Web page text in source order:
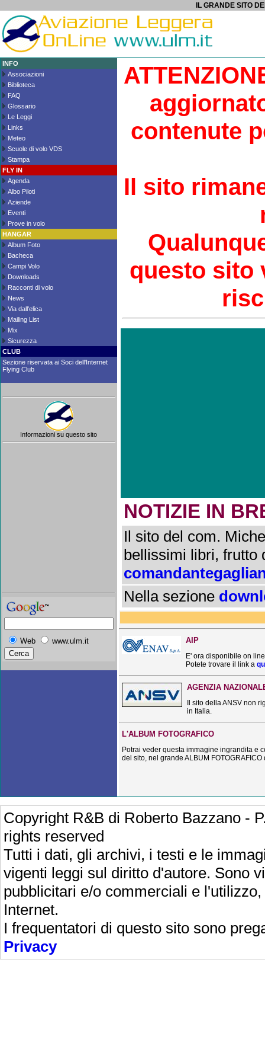
IL GRANDE SITO
INFO
Associazioni
Biblioteca
FAQ
Glossario
Le Leggi
Links
Meteo
Scuole di volo VDS
Stampa
FLY IN
Agenda
Albo Piloti
Aziende
Eventi
Prove in volo
HANGAR
Album Foto
Bacheca
Campi Volo
Downloads
Racconti di volo
News
Via dall'elica
Mailing List
Mix
Sicurezza
CLUB
Sezione riservata ai Soci dell'Internet
Flying Club
Informazioni su questo sito
Web www.ulm.it
contenute
Il sito
questo sito
NOTIZIE IN
Il sito del com.
bellissimi libri, frutto
Nella sezione
AIP
E' ora disponibile on
Potete trovare il link a
AGENZIA
Il sito della ANSV non
in Italia.
L'ALBUM FOTOGRAFICO
Potrai veder questa immagine ingrandita e
del sito, nel grande ALBUM
Copyright R&B di Roberto Bazzano -
rights reserved
Tutti i dati, gli archivi, i testi e le
vigenti leggi sul diritto d'autore. Sono
pubblicitari e/o commerciali e
Internet.
I frequentatori di questo sito sono
Privacy